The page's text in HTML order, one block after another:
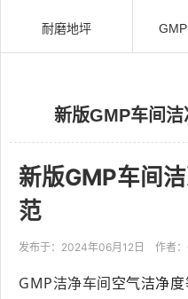
耐磨地坪
新版GMP车间
新版GMP车间
范
发布于：2024年06月12日 作者
GMP洁净车间空气洁净